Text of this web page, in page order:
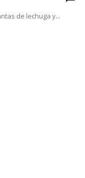
de lechuga y...